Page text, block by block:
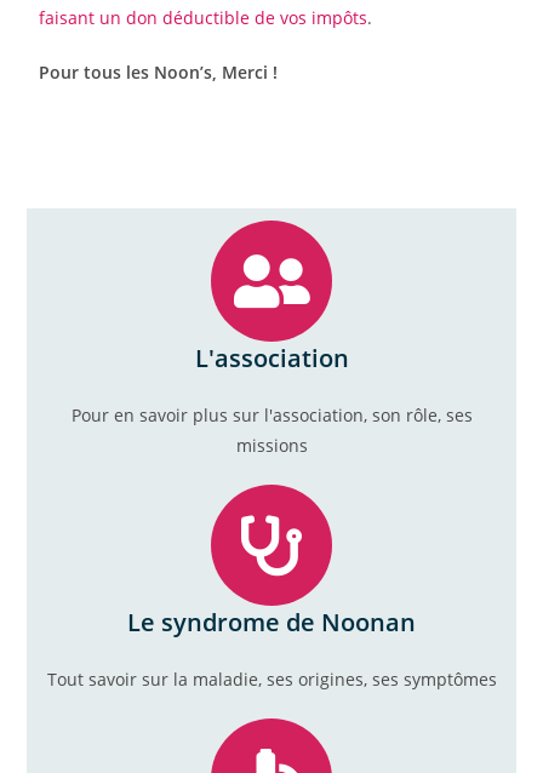
faisant un don déductible de vos impôts.
Pour tous les Noon’s, Merci !
L'association
Pour en savoir plus sur l'association, son rôle, ses
missions
Le syndrome de Noonan
Tout savoir sur la maladie, ses origines, ses symptômes